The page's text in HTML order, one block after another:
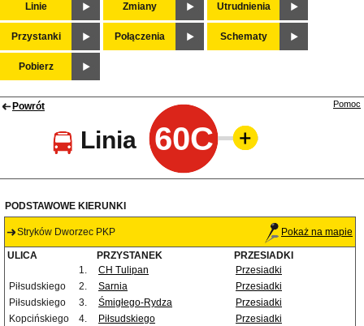
Linie Zmiany Utrudnienia
Przystanki Połączenia Schematy
Pobierz
Powrót
Linia 60C
Pomoc
PODSTAWOWE KIERUNKI
Stryków Dworzec PKP Pokaż na mapie
ULICA PRZYSTANEK
PRZESIADKI
1.
CH Tulipan
Przesiadki
Piłsudskiego
2. Sarnia
Przesiadki
Piłsudskiego
3. Śmigłego-Rydza
Przesiadki
Kopcińskiego
4. Piłsudskiego
Przesiadki